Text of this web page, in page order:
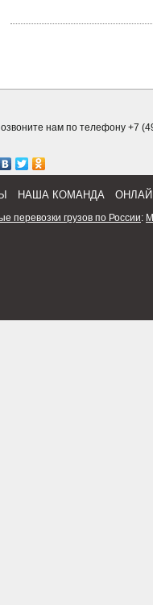
нам по телефону +7
НАША КОМАНДА
перевозки грузов по России: